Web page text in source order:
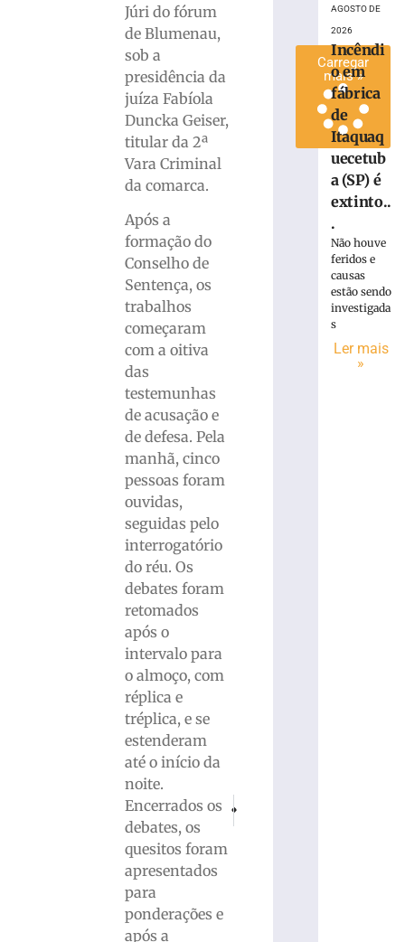
Júri do fórum
de Blumenau,
sob a
presidência da
juíza Fabíola
Duncka Geiser,
titular da 2ª
Vara Criminal
da comarca.
Após a
formação do
Conselho de
Sentença, os
trabalhos
começaram
com a oitiva
das
testemunhas
de acusação e
de defesa. Pela
manhã, cinco
pessoas foram
ouvidas,
seguidas pelo
interrogatório
do réu. Os
debates foram
retomados
após o
intervalo para
o almoço, com
réplica e
tréplica, e se
estenderam
até o início da
noite.
Encerrados os
debates, os
quesitos foram
apresentados
para
ponderações e
após a
PRÓXIMO
Carregar
mais »
AGOSTO DE
2026
Incêndi
o em
fábrica
de
Itaquaq
uecetub
a (SP) é
extinto..
.
Não houve
feridos e
causas
estão sendo
investigada
s
Ler mais
»